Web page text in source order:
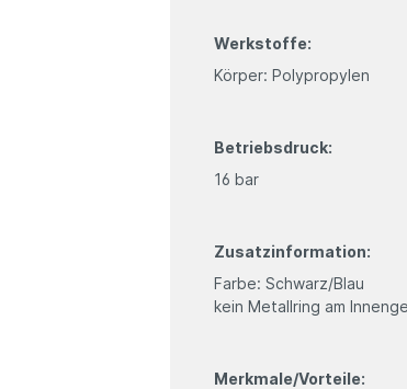
Werkstoffe:
Körper: Polypropylen
Betriebsdruck:
16 bar
Zusatzinformation:
Farbe: Schwarz/Blau
kein Metallring am
Merkmale/Vorteile: